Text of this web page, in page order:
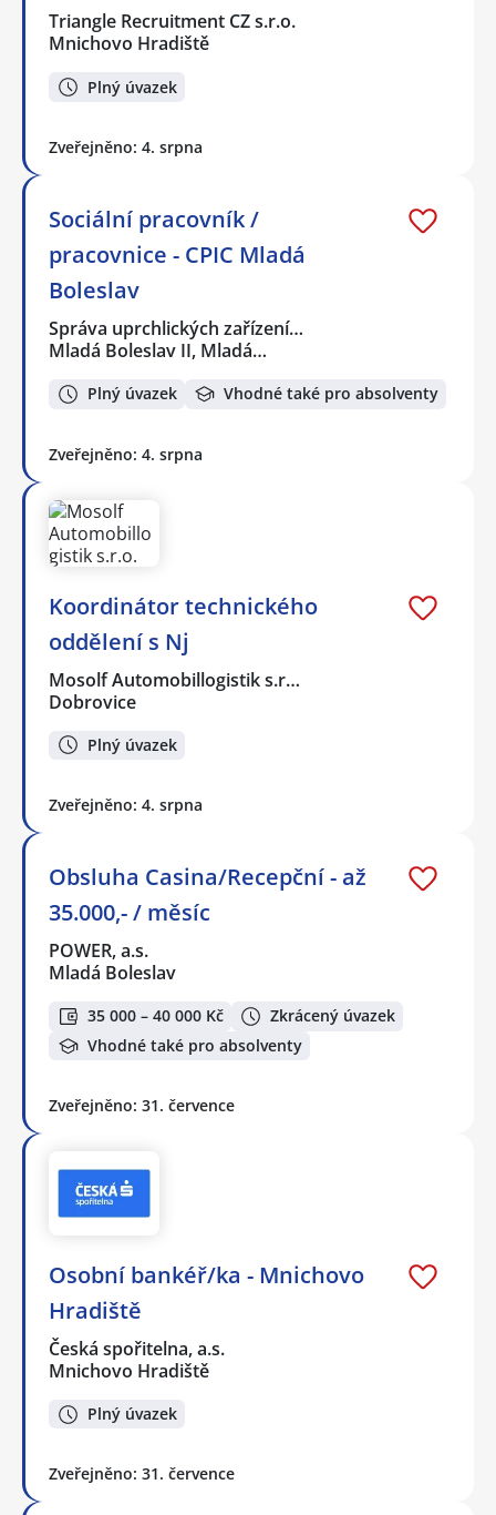
Triangle Recruitment CZ s.r.o.
Mnichovo Hradiště
Plný úvazek
Zveřejněno: 4. srpna
Sociální pracovník /
pracovnice - CPIC Mladá
Boleslav
Správa uprchlických zařízení…
Mladá Boleslav II, Mladá…
Plný úvazek Vhodné také pro absolventy
Zveřejněno: 4. srpna
Koordinátor technického
oddělení s Nj
Mosolf Automobillogistik s.r…
Dobrovice
Plný úvazek
Zveřejněno: 4. srpna
Obsluha Casina/Recepční - až
35.000,- / měsíc
POWER, a.s.
Mladá Boleslav
35 000 – 40 000 Kč
Zkrácený úvazek
Vhodné také pro absolventy
Zveřejněno: 31. července
Osobní bankéř/ka - Mnichovo
Hradiště
Česká spořitelna, a.s.
Mnichovo Hradiště
Plný úvazek
Zveřejněno: 31. července